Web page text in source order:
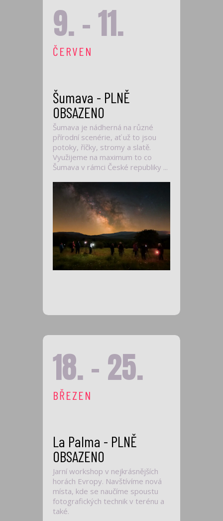
9. - 11.
ČERVEN
Šumava - PLNĚ
OBSAZENO
Šumava je nádherná na různé
přírodní scenérie, ať už to jsou
potoky, říčky, stromy a slatě.
Využijeme na maximum to co
Šumava v rámci České republiky ...
18. - 25.
BŘEZEN
La Palma - PLNĚ
OBSAZENO
Jarní workshop v nejkrásnějších
horách Evropy. Navštívíme nová
místa, kde se naučíme spoustu
fotografických technik v terénu a
také.